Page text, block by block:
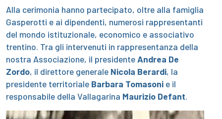
Alla cerimonia hanno partecipato, oltre alla famiglia
Gasperotti e ai dipendenti, numerosi rappresentanti
del mondo istituzionale, economico e associativo
trentino. Tra gli intervenuti in rappresentanza della
nostra Associazione, il presidente Andrea De
Zordo, il direttore generale Nicola Berardi, la
presidente territoriale Barbara Tomasoni e il
responsabile della Vallagarina Maurizio Defant.